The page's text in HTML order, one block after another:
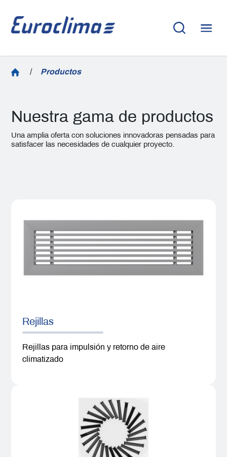
/ Productos
Nuestra gama de productos
Una amplia oferta con soluciones innovadoras pensadas para
satisfacer las necesidades de cualquier proyecto.
Rejillas
Rejillas para impulsión y retorno de aire
climatizado